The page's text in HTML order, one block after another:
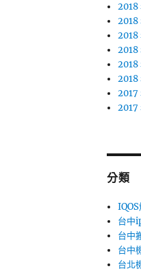
2018
2018
2018
2018
2018
2018
2017
2017
分類
台中
台中
台中
台北